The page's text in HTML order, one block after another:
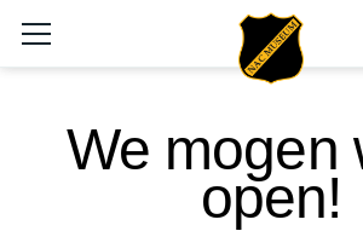
We mogen
open!